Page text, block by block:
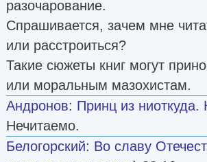
разочарование.
Спрашивается, зачем мне
или расстроиться?
Такие сюжеты книг могут
или моральным мазохистам.
Андронов: Принц из ниоткуда.
Нечитаемо.
Белогорский: Во славу